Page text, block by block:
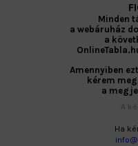
Minden
a webáruház
a
Amennyiben
kérem
a
A
Ha